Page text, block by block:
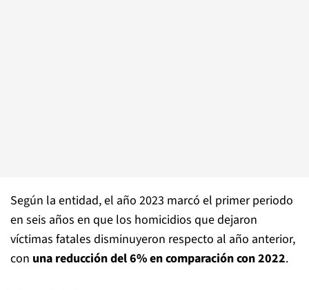
Según la entidad, el año 2023 marcó el primer periodo
en seis años en que los homicidios que dejaron
víctimas fatales disminuyeron respecto al año anterior,
con una reducción del 6% en comparación con 2022.